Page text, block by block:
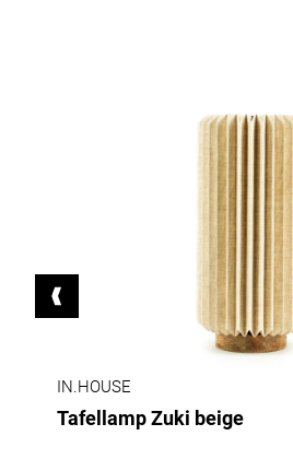
IN.HOUSE
Tafellamp Zuki beige